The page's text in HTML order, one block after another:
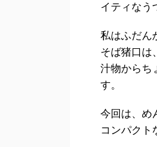
イティなう
私はふだん
そば猪口は
汁物からち
す。
今回は、め
コンパクト